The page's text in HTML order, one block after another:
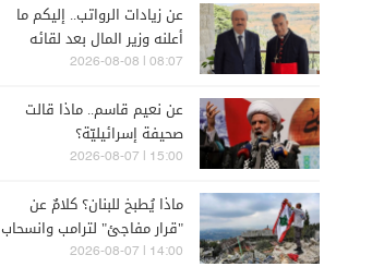
عن زيادات الرواتب.. إليكم ما
أعلنه وزير المال بعد لقائه
الراعي
08:07 | 2026-08-08
عن نعيم قاسم.. ماذا قالت
صحيفة إسرائيليّة؟
15:00 | 2026-08-07
ماذا يُطبخ للبنان؟ كلامٌ عن
"قرار مفاجئ" لترامب وانسحاب
إسرائيل
14:00 | 2026-08-07